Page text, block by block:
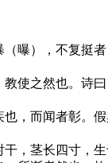
曝），不复挺者
使之然也。诗
，而闻者彰。
，茎长四寸，